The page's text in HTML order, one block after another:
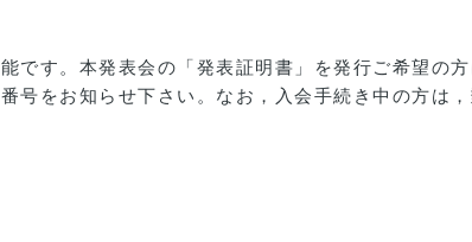
です。本発表会の「発表証明書」を発行ご希望の
号をお知らせ下さい。なお，入会手続き中の方は